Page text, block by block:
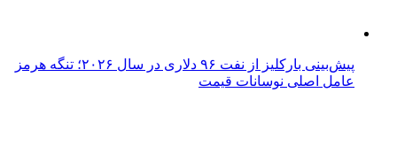
پیش‌بینی بارکلیز از نفت ۹۶ دلاری در سال ۲۰۲۶؛ تنگه هرمز
عامل اصلی نوسانات قیمت